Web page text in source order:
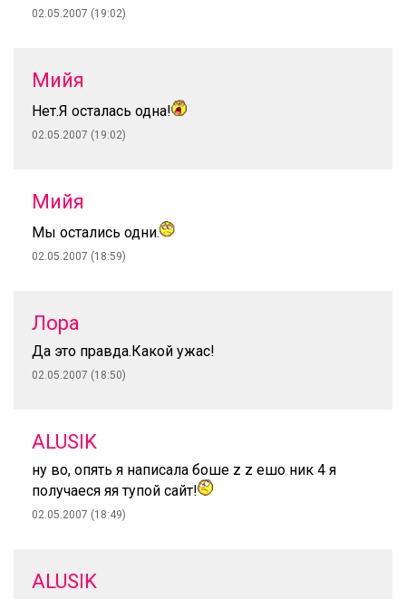
02.05.2007 (19:02)
Мийя
Нет.Я осталась одна!
02.05.2007 (19:02)
Мийя
Мы остались одни.
02.05.2007 (18:59)
Лора
Да это правда.Какой ужас!
02.05.2007 (18:50)
ALUSIK
ну во, опять я написала боше z z ешо ник 4 я
получаеся яя тупой сайт!
02.05.2007 (18:49)
ALUSIK